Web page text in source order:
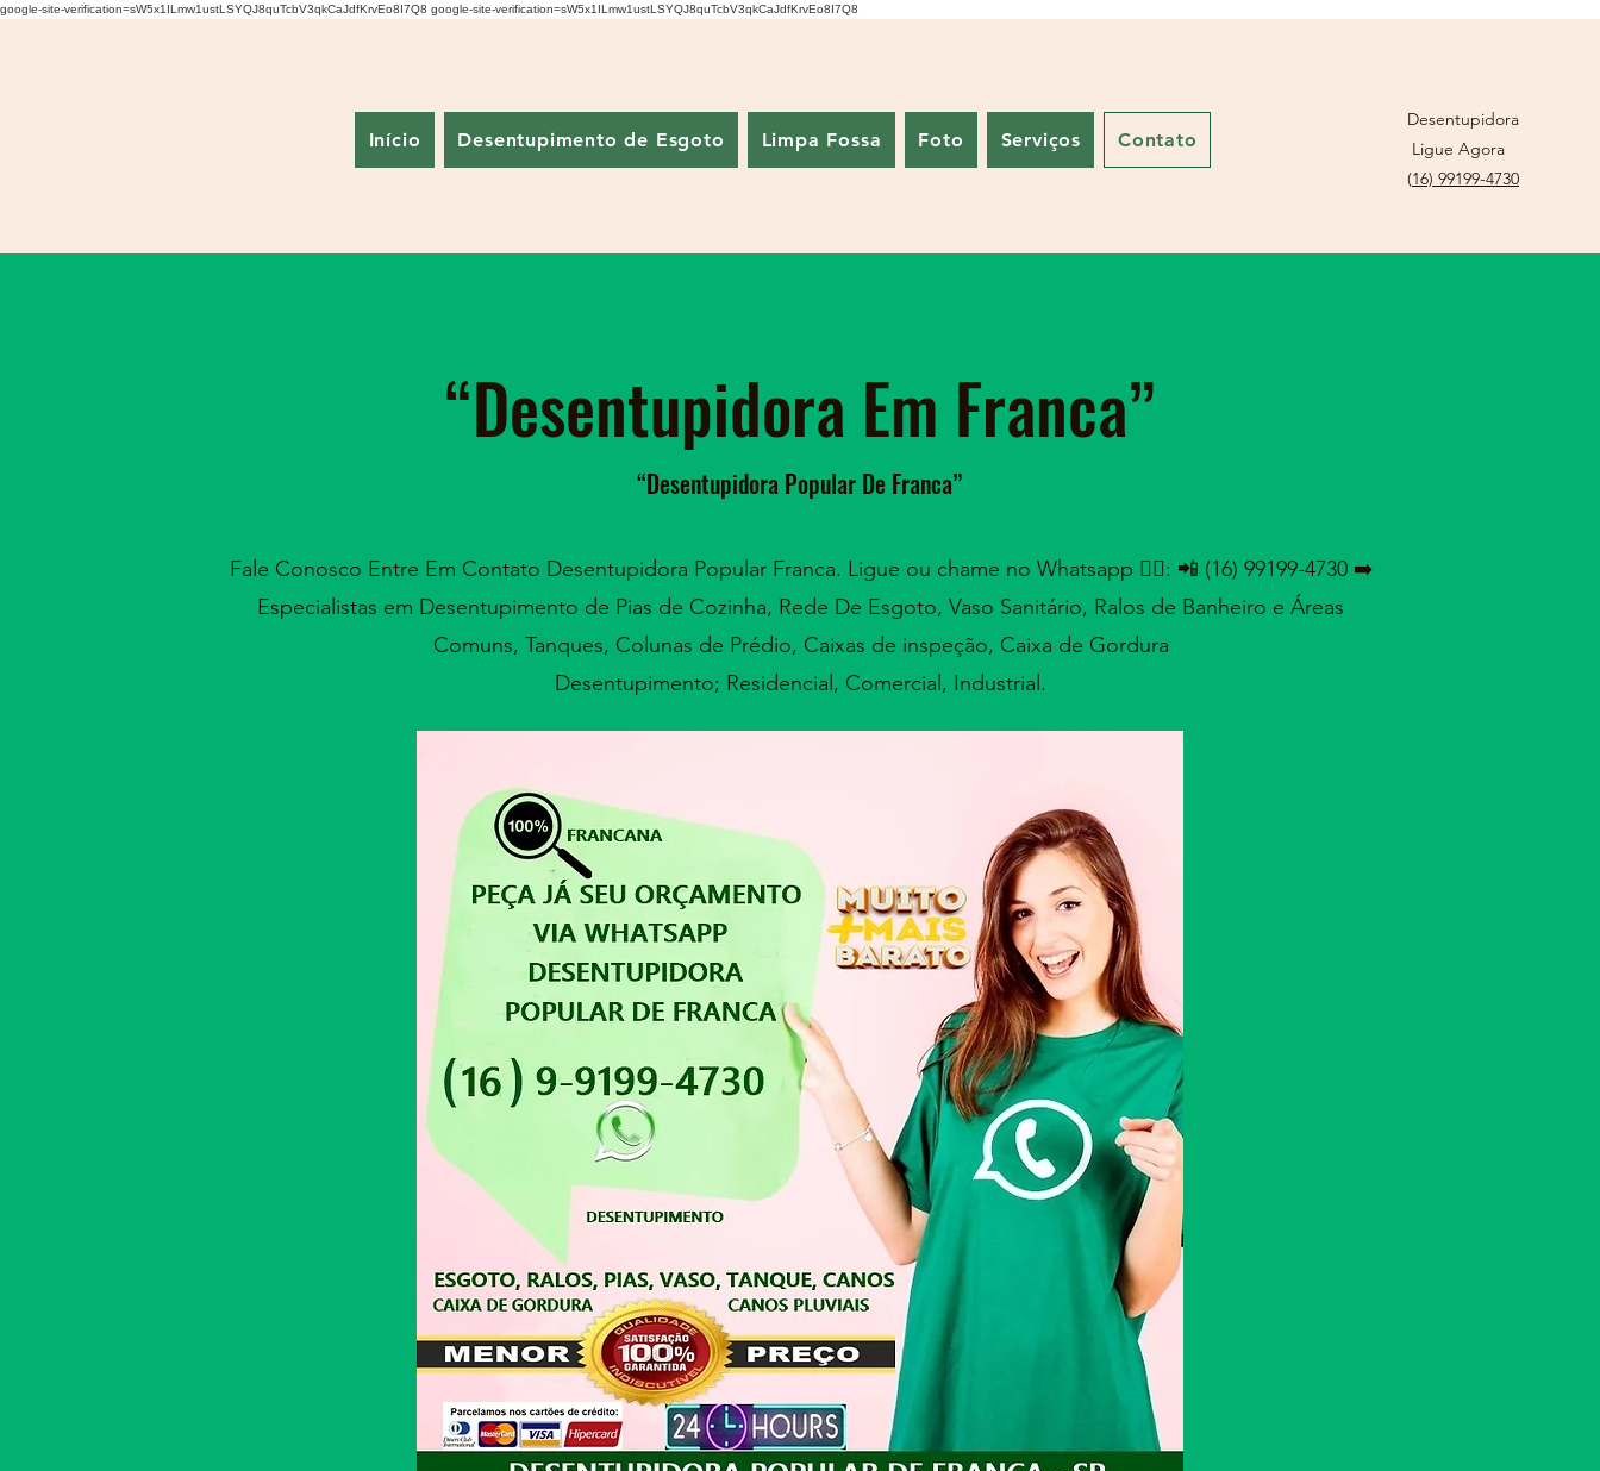
google-site-verification=sW5x1ILmw1ustLSYQJ8quTcbV3qkCaJdfKrvEo8I7Q8 google-site-verification=sW5x1ILmw1ustLSYQJ8quTcbV3qkCaJdfKrvEo8I7Q8
Início Desentupimento de Esgoto Limpa Fossa Foto Serviços Contato
Desentupidora
Ligue Agora
(16) 99199-4730
“Desentupidora Em Franca”
“Desentupidora Popular De Franca”
Fale Conosco Entre Em Contato Desentupidora Popular Franca. Ligue ou chame no Whatsapp 👇🏻: 📲 (16) 99199-4730 ➡️
Especialistas em Desentupimento de Pias de Cozinha, Rede De Esgoto, Vaso Sanitário, Ralos de Banheiro e Áreas
Comuns, Tanques, Colunas de Prédio, Caixas de inspeção, Caixa de Gordura
Desentupimento; Residencial, Comercial, Industrial.